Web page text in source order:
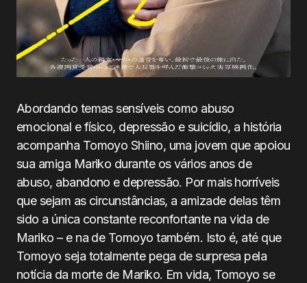
Abordando temas sensíveis como abuso
emocional e físico, depressão e suicídio, a história
acompanha Tomoyo Shiino, uma jovem que apoiou
sua amiga Mariko durante os vários anos de
abuso, abandono e depressão. Por mais horríveis
que sejam as circunstâncias, a amizade delas têm
sido a única constante reconfortante na vida de
Mariko – e na de Tomoyo também. Isto é, até que
Tomoyo seja totalmente pega de surpresa pela
notícia da morte de Mariko. Em vida, Tomoyo se